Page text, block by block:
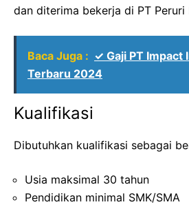
dan diterima bekerja di PT
Baca Juga : ✓ Gaji PT Impact
Terbaru 2024
Kualifikasi
Dibutuhkan kualifikasi sebagai
Usia maksimal 30 tahun
Pendidikan minimal SMK/SMA